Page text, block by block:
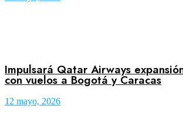
Impulsará Qatar Airways
con vuelos a Bogotá y Caracas
12 mayo, 2026